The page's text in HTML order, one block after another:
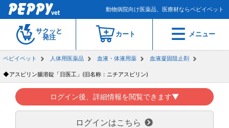
動物病院向け医薬品、医療材ならペピイベット
サクッと
発注
カート メニュー
ペピイベット 人体用医薬品 血液・体液用薬 血液凝固阻止剤
◆アスピリン腸溶錠「日医工」(旧名称：ニチアスピリン)
ログイン後、詳細情報を閲覧できます▼
ログインはこちら